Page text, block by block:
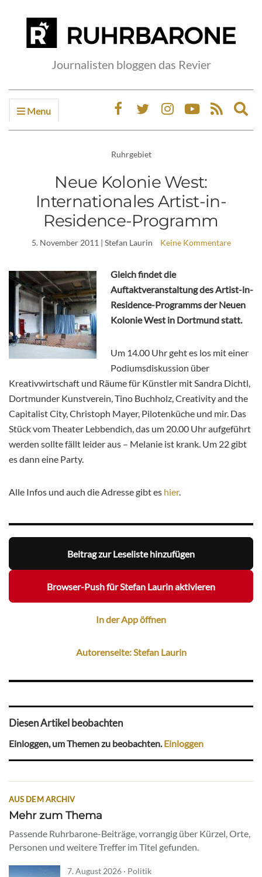
Journalisten bloggen das Revier
Menu
Ruhrgebiet
Neue Kolonie West:
Internationales Artist-in-
Residence-Programm
5. November 2011 | Stefan Laurin Keine Kommentare
Gleich findet die
Auftaktveranstaltung des Artist-in-
Residence-Programms der Neuen
Kolonie West in Dortmund statt.
Um 14.00 Uhr geht es los mit einer
Podiumsdiskussion über
Kreativwirtschaft und Räume für Künstler mit Sandra Dichtl,
Dortmunder Kunstverein, Tino Buchholz, Creativity and the
Capitalist City, Christoph Mayer, Pilotenküche und mir. Das
Stück vom Theater Lebbendich, das um 20.00 Uhr aufgeführt
werden sollte fällt leider aus – Melanie ist krank. Um 22 gibt
es dann eine Party.
Alle Infos und auch die Adresse gibt es hier.
Beitrag zur Leseliste hinzufügen
Browser-Push für Stefan Laurin aktivieren
In der App öffnen
Autorenseite: Stefan Laurin
Diesen Artikel beobachten
Einloggen, um Themen zu beobachten.Einloggen
AUS DEM ARCHIV
Mehr zum Thema
Passende Ruhrbarone-Beiträge, vorrangig über Kürzel, Orte,
Personen und weitere Treffer im Titel gefunden.
7. August 2026 · Politik